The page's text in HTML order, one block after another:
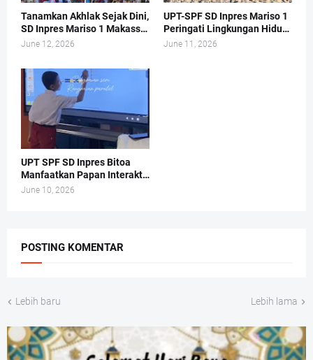
Tanamkan Akhlak Sejak Dini,
SD Inpres Mariso 1 Makassar
Gelar Sholat Dhuha Rutin
June 12, 2026
UPT-SPF SD Inpres Mariso 1
Peringati Lingkungan Hidup
dengan Turun ke Pantai
June 11, 2026
UPT SPF SD Inpres Bitoa
Manfaatkan Papan Interaktif
Digital Dalam Proses
June 10, 2026
POSTING KOMENTAR
Lebih baru Lebih lama